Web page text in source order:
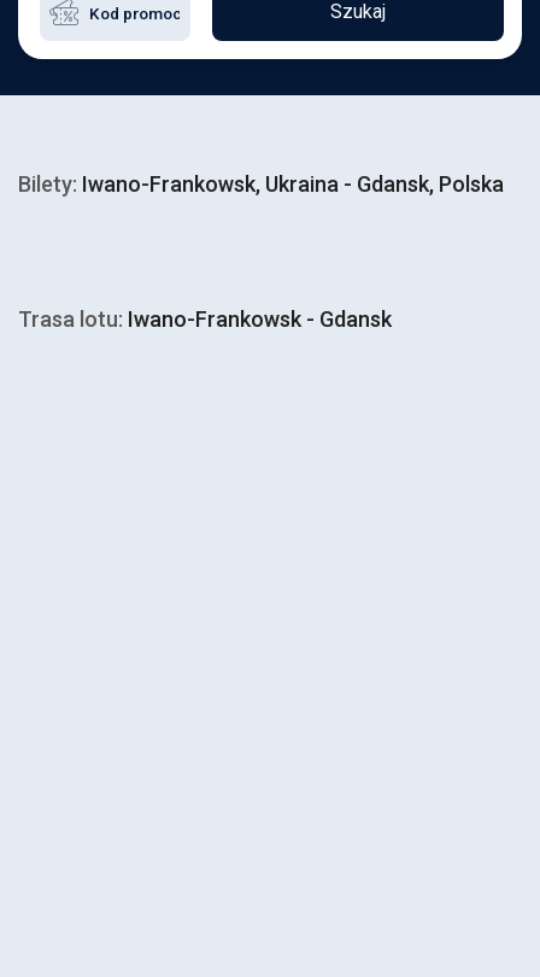
Szukaj
Bilety: Iwano-Frankowsk, Ukraina - Gdansk, Polska
Trasa lotu: Iwano-Frankowsk - Gdansk